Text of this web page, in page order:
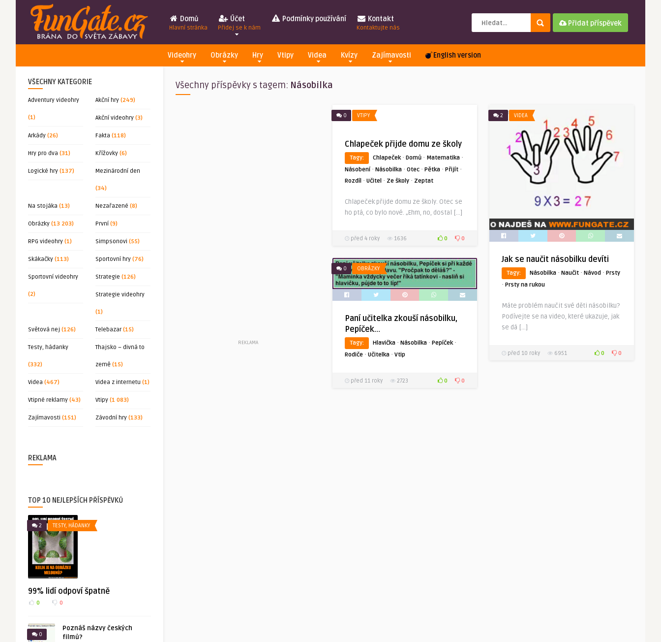
Domů
Hlavní stránka
Účet
Přidej se k nám
Podmínky používání Kontakt
Kontaktujte nás
Přidat příspěvek
Videohry Obrázky Hry Vtipy Videa Kvízy Zajímavosti English version
VŠECHNY KATEGORIE
Adventury videohry
(1)
Akční hry (249)
Akční videohry (3)
Arkády (26) Fakta (118)
Hry pro dva (31) Křížovky (6)
Logické hry (137) Mezinárodní den
(34)
Na stojáka (13) Nezařazené (8)
Obrázky (13 203) První (9)
RPG videohry (1) Simpsonovi (55)
Skákačky (113) Sportovní hry (76)
Sportovní videohry
(2)
Strategie (126)
Strategie videohry
(1)
Světová nej (126) Telebazar(15)
Testy, hádanky
(332)
Thajsko – divná to
země (15)
Videa (467) Videa z internetu (1)
Vtipné reklamy (43) Vtipy (1 083)
Zajímavosti (151) Závodní hry (133)
REKLAMA
TOP 10 NEJLEPŠÍCH PŘÍSPĚVKŮ
2 TESTY, HÁDANKY
99% lidí odpoví špatně
0 0
0
Poznáš názvy českých
filmů?
Všechny příspěvky s tagem: Násobilka
REKLAMA
0 VTIPY
Chlapeček přijde domu ze školy
Tagy: Chlapeček· Domů · Matematika ·
Násobení· Násobilka · Otec · Pětka · Přijít ·
Rozdíl · Učitel · Ze školy · Zeptat
Chlapeček přijde domu ze školy. Otec se
ho ptá, co bylo nové. „Ehm, no, dostal […]
před 4 roky 1636 0 0
2 VIDEA
Jak se naučit násobilku devíti
Tagy: Násobilka · Naučit · Návod · Prsty
· Prsty na rukou
Máte problém naučit své děti násobilku?
Podívejte se na video, které ukazuje, jak
se dá […]
před 10 roky 6951 0 0
0 OBRÁZKY
Paní učitelka zkouší násobilku,
Pepíček…
Tagy: Hlavička · Násobilka · Pepíček·
Rodiče · Učitelka · Vtip
před 11 roky 2723 0 0